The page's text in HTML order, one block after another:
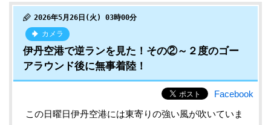
2026年5月26日(火) 03時00分
カメラ
伊丹空港で逆ランを見た！その②～２度のゴー
アラウンド後に無事着陸！
Facebook
この日曜日伊丹空港には東寄りの強い風が吹いていま